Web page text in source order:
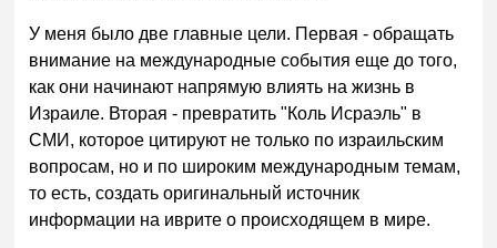
У меня было две главные цели. Первая - обращать
внимание на международные события еще до того,
как они начинают напрямую влиять на жизнь в
Израиле. Вторая - превратить "Коль Исраэль" в
СМИ, которое цитируют не только по израильским
вопросам, но и по широким международным темам,
то есть, создать оригинальный источник
информации на иврите о происходящем в мире.